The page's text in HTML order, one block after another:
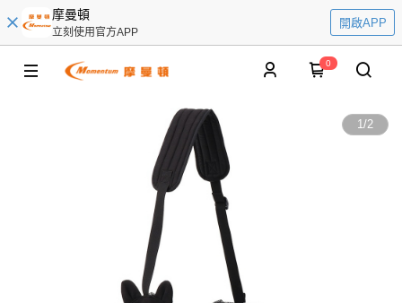
摩曼頓
立刻使用官方APP
開啟APP
0
1/2